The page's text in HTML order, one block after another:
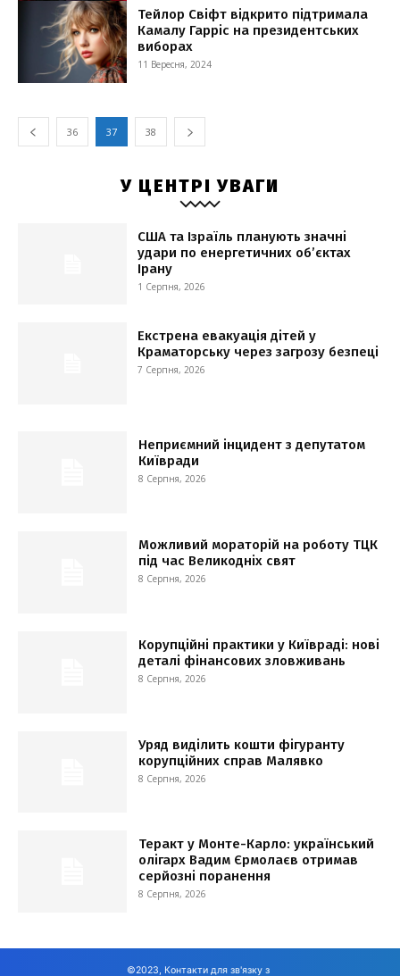
Тейлор Свіфт відкрито підтримала
Камалу Гарріс на президентських
виборах
11 Вересня, 2024
36 37 38
У ЦЕНТРІ УВАГИ
США та Ізраїль планують значні
удари по енергетичних об’єктах
Ірану
1 Серпня, 2026
Екстрена евакуація дітей у
Краматорську через загрозу безпеці
7 Серпня, 2026
Неприємний інцидент з депутатом
Київради
8 Серпня, 2026
Можливий мораторій на роботу ТЦК
під час Великодніх свят
8 Серпня, 2026
Корупційні практики у Київраді: нові
деталі фінансових зловживань
8 Серпня, 2026
Уряд виділить кошти фігуранту
корупційних справ Малявко
8 Серпня, 2026
Теракт у Монте-Карло: український
олігарх Вадим Єрмолаєв отримав
серйозні поранення
8 Серпня, 2026
©2023, Контакти для зв'язку з